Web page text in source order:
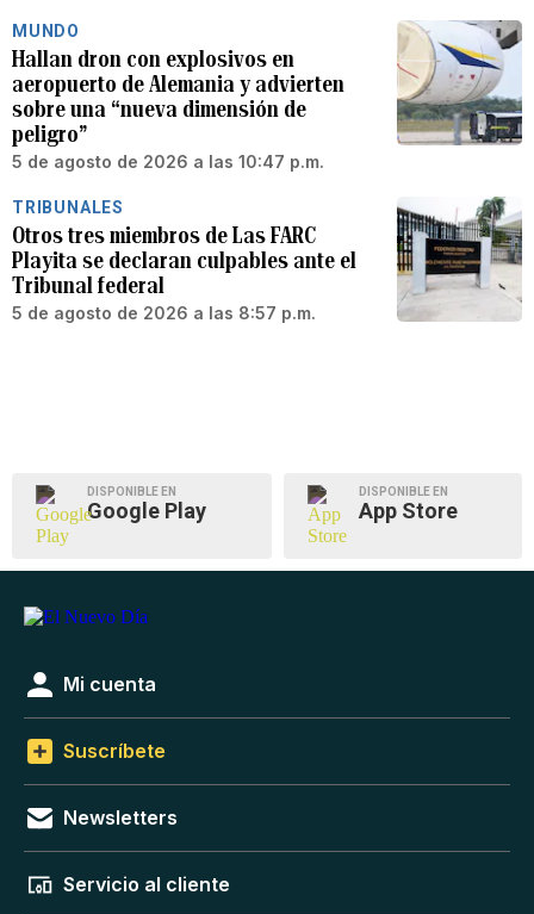
MUNDO
Hallan dron con explosivos en
aeropuerto de Alemania y advierten
sobre una “nueva dimensión de
peligro”
5 de agosto de 2026 a las 10:47 p.m.
TRIBUNALES
Otros tres miembros de Las FARC
Playita se declaran culpables ante el
Tribunal federal
5 de agosto de 2026 a las 8:57 p.m.
DISPONIBLE EN
Google Play
DISPONIBLE EN
App Store
Mi cuenta
Suscríbete
Newsletters
Servicio al cliente